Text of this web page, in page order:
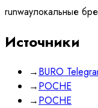
runwayлокальные
Источники
→BURO
→POCHE
→POCHE